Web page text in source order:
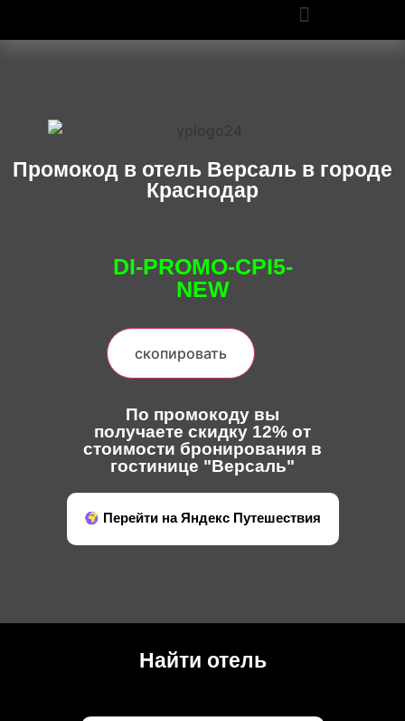
Промокод в отель Версаль в городе
Краснодар
DI-PROMO-CPI5-
NEW
скопировать
По промокоду вы
получаете скидку 12% от
стоимости бронирования в
гостинице "Версаль"
Перейти на Яндекс Путешествия
Найти отель